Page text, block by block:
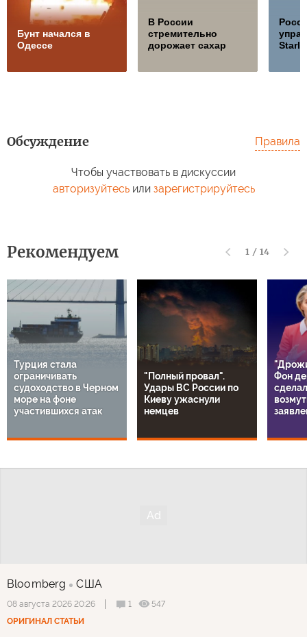
Бунт начался в
Одессе
В России
стремительно
дорожает сахар
Обсуждение Правила
Чтобы участвовать в дискуссии
авторизуйтесьили зарегистрируйтесь
Рекомендуем 1 / 14
Турция стала
ограничивать
судоходство в Черном
море на фоне
участившихся атак
"Полный провал".
Удары ВС России по
Киеву ужаснули
немцев
Фон
Bloomberg США
08 августа 2026 20:26 1
547
ОРИГИНАЛ СТАТЬИ